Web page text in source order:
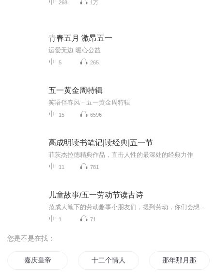
268 1万
青春五月 激昂五一
运爱无边 暖心公益
5 265
五一黄金周特辑
笑语伴春风－五一黄金周特辑
15 6596
高成明读书笔记|读经典|五一节
菲茨杰拉德精典作品，直击人性的最深处的经典力作
11 781
儿童故事/五一劳动节读古诗
1 71
您是不是在找：
嘉庆皇帝 十二个情人节 那年那月那时节